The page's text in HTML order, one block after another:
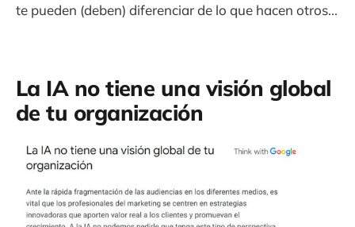
te pueden (deben) diferenciar de lo que hacen otros...
La IA no tiene una visión global
de tu organización